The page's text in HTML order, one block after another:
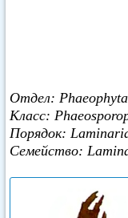
Отдел:
Класс:
Порядок:
Семейство: